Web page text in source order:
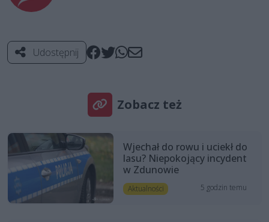
Udostępnij
Zobacz też
Wjechał do rowu i uciekł do
lasu? Niepokojący incydent
w Zdunowie
Aktualności 5 godzin temu